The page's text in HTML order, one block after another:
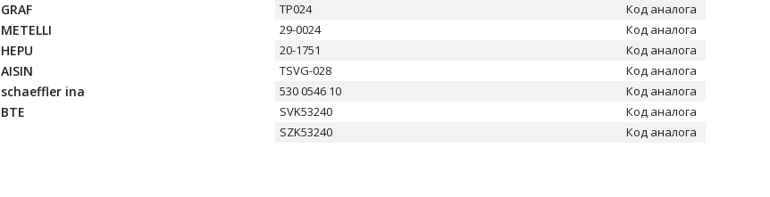
GRAF TP024 Код аналога
METELLI 29-0024 Код аналога
HEPU 20-1751 Код аналога
AISIN TSVG-028 Код аналога
schaeffler ina 530 0546 10 Код аналога
BTE SVK53240
Код аналога
SZK53240
Код аналога